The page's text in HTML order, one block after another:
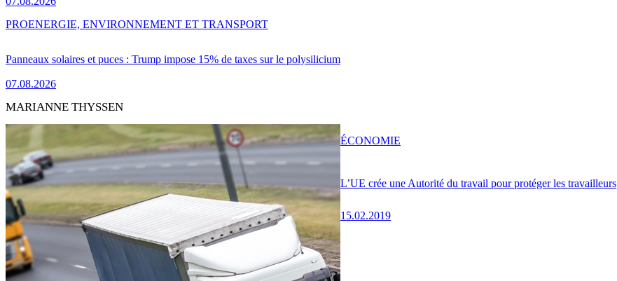
Panneaux solaires et puces : Trump impose 15% de taxes sur le polysilicium
07.08.2026
PROENERGIE, ENVIRONNEMENT ET TRANSPORT
MARIANNE THYSSEN
L’UE crée une Autorité du travail pour protéger les travailleurs
15.02.2019
ÉCONOMIE